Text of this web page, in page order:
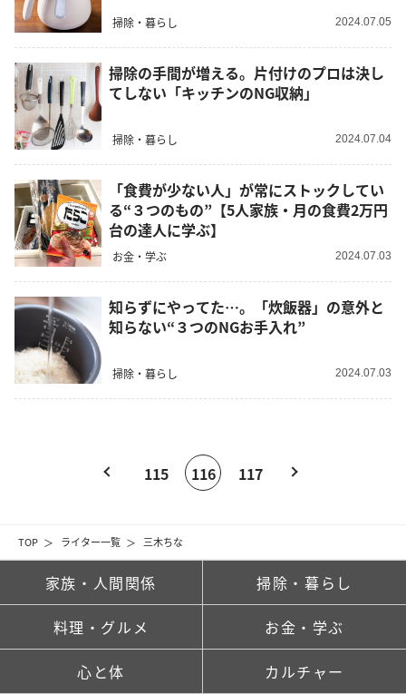
TOP ライター一覧 三木ちな
掃除・暮らし 2024.07.05
掃除の手間が増える。片付けのプロは決し
てしない「キッチンのNG収納」
掃除・暮らし 2024.07.04
「食費が少ない人」が常にストックしてい
る“３つのもの”【5人家族・月の食費2万円
台の達人に学ぶ】
お金・学ぶ 2024.07.03
知らずにやってた…。「炊飯器」の意外と
知らない“３つのNGお手入れ”
掃除・暮らし 2024.07.03
115 116 117
家族・人間関係 掃除・暮らし
料理・グルメ お金・学ぶ
心と体 カルチャー